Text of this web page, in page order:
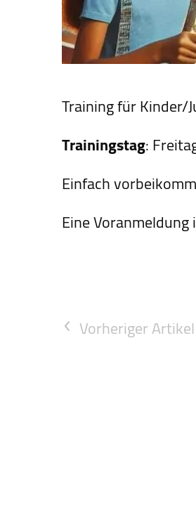
Training für Kinder/
Trainingstag:
Einfach
Eine
Vorheriger Artikel